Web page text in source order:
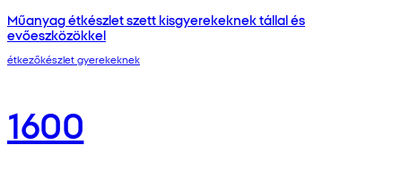
Műanyag étkészlet szett kisgyerekeknek tállal és
evőeszközökkel
étkezőkészlet gyerekeknek
1600